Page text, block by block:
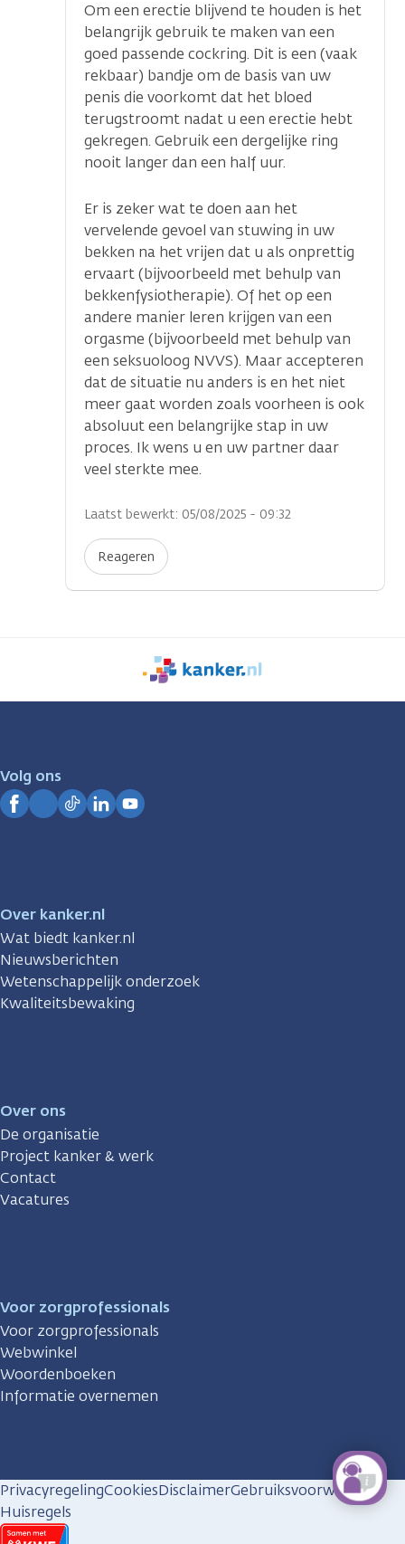
Om een erectie blijvend te houden is het
belangrijk gebruik te maken van een
goed passende cockring. Dit is een (vaak
rekbaar) bandje om de basis van uw
penis die voorkomt dat het bloed
terugstroomt nadat u een erectie hebt
gekregen. Gebruik een dergelijke ring
nooit langer dan een half uur.
Er is zeker wat te doen aan het
vervelende gevoel van stuwing in uw
bekken na het vrijen dat u als onprettig
ervaart (bijvoorbeeld met behulp van
bekkenfysiotherapie). Of het op een
andere manier leren krijgen van een
orgasme (bijvoorbeeld met behulp van
een seksuoloog NVVS). Maar accepteren
dat de situatie nu anders is en het niet
meer gaat worden zoals voorheen is ook
absoluut een belangrijke stap in uw
proces. Ik wens u en uw partner daar
veel sterkte mee.
Laatst bewerkt: 05/08/2025 - 09:32
Reageren
We
zijn
Volg ons
Over kanker.nl
Wat biedt kanker.nl
Nieuwsberichten
Wetenschappelijk onderzoek
Kwaliteitsbewaking
Over ons
De organisatie
Project kanker & werk
Contact
Vacatures
Voor zorgprofessionals
Voor zorgprofessionals
Webwinkel
Woordenboeken
Informatie overnemen
PrivacyregelingCookiesDisclaimerGebruiksvoorwaarden
Huisregels